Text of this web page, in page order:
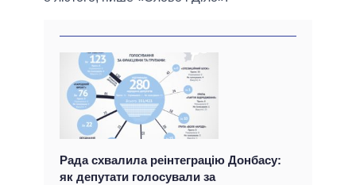
Рада схвалила реінтеграцію Донбасу:
як депутати голосували за